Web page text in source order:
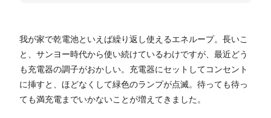
我が家で乾電池といえば繰り返し使えるエネループ。長いこ
と、サンヨー時代から使い続けているわけですが、最近どう
も充電器の調子がおかしい。充電器にセットしてコンセント
に挿すと、ほどなくして緑色のランプが点滅。待っても待っ
ても満充電までいかないことが増えてきました。